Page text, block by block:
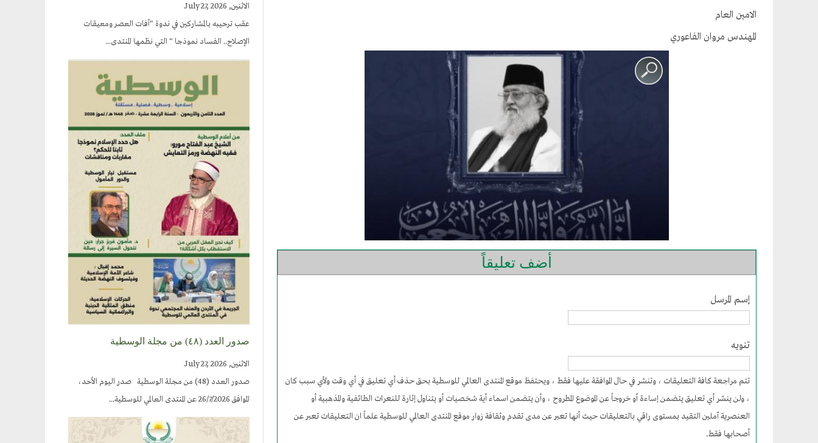
الامين العام
المهندس مروان الفاعوري
أضف تعليقاً
إسم المرسل
تنويه
تتم مراجعة كافة التعليقات ، وتنشر في حال الموافقة عليها فقط ، ويحتفظ موقع المنتدى العالمي للوسطية بحق حذف أي تعليق في أي وقت ولأي سبب كان
، ولن ينشر أي تعليق يتضمن إساءة أو خروجاً عن الموضوع المطروح ، وأن يتضمن اسماء أية شخصيات أو يتناول إثارة للنعرات الطائفية والمذهبية أو
العنصرية آملين التقيد بمستوى راقي بالتعليقات حيث أنها تعبر عن مدى تقدم وثقافة زوار موقع المنتدى العالمي للوسطية علماً ان التعليقات تعبر عن
أصحابها فقط.
الاثنين, July 27, 2026
عقب ترحيبه بالمشاركين في ندوة "آفات العصر ومعيقات
الإصلاح.. الفساد نموذجا " التي نظمها المنتدى...
صدور العدد (٤٨) من مجلة الوسطية
الاثنين, July 27, 2026
صدور العدد (48) من مجلة الوسطية صدر اليوم الأحد،
الموافق 26/7/2026 عن المنتدى العالمي للوسطية...